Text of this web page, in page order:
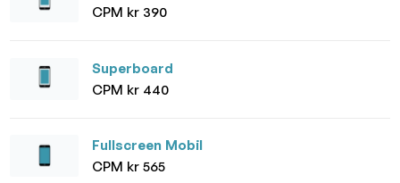
CPM kr 390
Superboard
CPM kr 440
Fullscreen Mobil
CPM kr 565